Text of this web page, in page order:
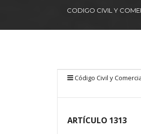
CODIGO CIVIL Y
Código Civil y
ARTÍCULO 1313